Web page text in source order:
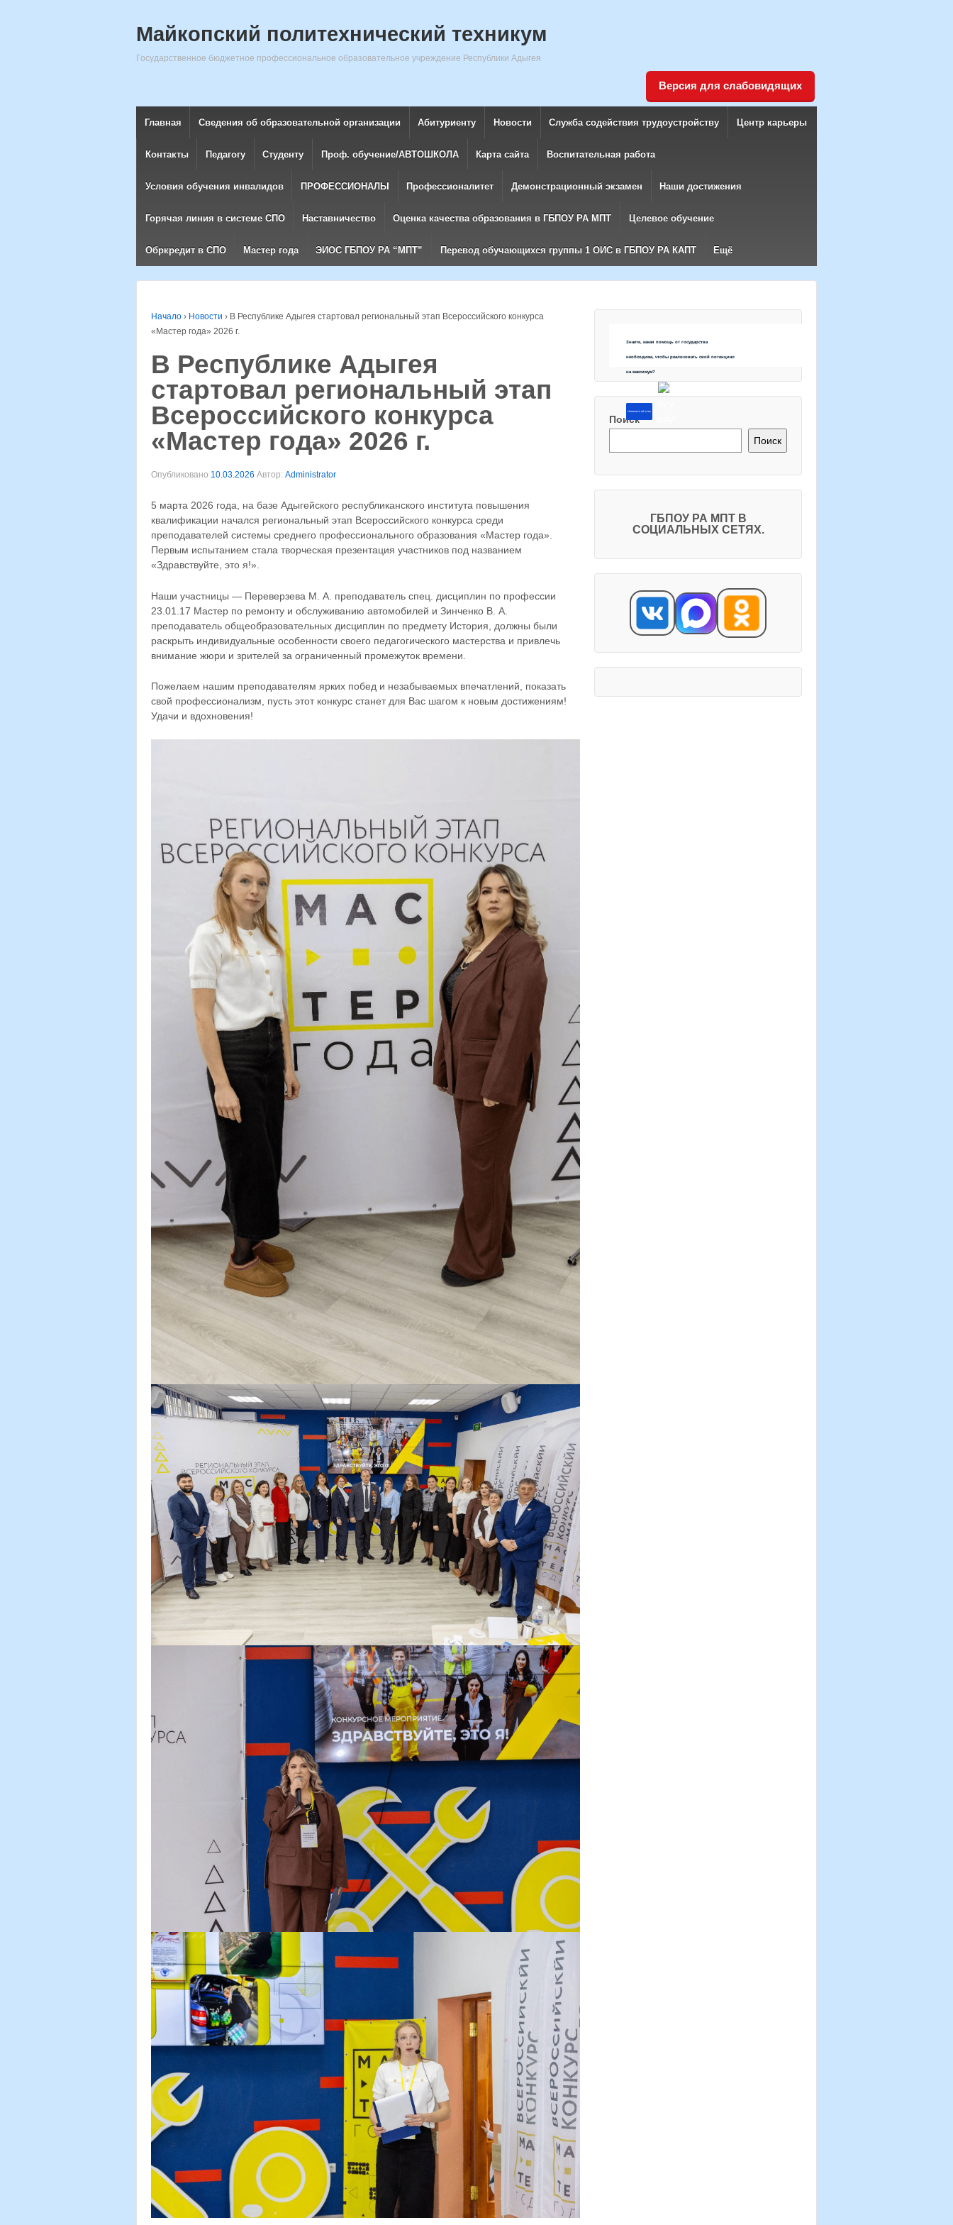
Майкопский политехнический техникум
Государственное бюджетное профессиональное образовательное учреждение Республики Адыгея
Версия для слабовидящих
Главная Сведения об образовательной организации Абитуриенту Новости Служба содействия трудоустройству Центр карьеры
Контакты Педагогу Студенту Проф. обучение/АВТОШКОЛА Карта сайта Воспитательная работа
Условия обучения инвалидов ПРОФЕССИОНАЛЫ Профессионалитет Демонстрационный экзамен Наши достижения
Горячая линия в системе СПО Наставничество Оценка качества образования в ГБПОУ РА МПТ Целевое обучение
Обркредит в СПО Мастер года ЭИОС ГБПОУ РА “МПТ” Перевод обучающихся группы 1 ОИС в ГБПОУ РА КАПТ Ещё
Начало › Новости › В Республике Адыгея стартовал региональный этап Всероссийского конкурса
«Мастер года» 2026 г.
В Республике Адыгея
стартовал региональный этап
Всероссийского конкурса
«Мастер года» 2026 г.
Опубликовано 10.03.2026 Автор: Administrator
5 марта 2026 года, на базе Адыгейского республиканского института повышения
квалификации начался региональный этап Всероссийского конкурса среди
преподавателей системы среднего профессионального образования «Мастер года».
Первым испытанием стала творческая презентация участников под названием
«Здравствуйте, это я!».
Наши участницы — Переверзева М. А. преподаватель спец. дисциплин по профессии
23.01.17 Мастер по ремонту и обслуживанию автомобилей и Зинченко В. А.
преподаватель общеобразовательных дисциплин по предмету История, должны были
раскрыть индивидуальные особенности своего педагогического мастерства и привлечь
внимание жюри и зрителей за ограниченный промежуток времени.
Пожелаем нашим преподавателям ярких побед и незабываемых впечатлений, показать
свой профессионализм, пусть этот конкурс станет для Вас шагом к новым достижениям!
Удачи и вдохновения!
Знаете, какая помощь от государства
необходима, чтобы реализовать свой потенциал
на максимум?
Напишите об этом
Поиск
Поиск
ГБПОУ РА МПТ В
СОЦИАЛЬНЫХ СЕТЯХ.